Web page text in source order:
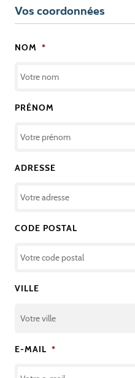
Vos coordonnées
NOM *
PRÉNOM
ADRESSE
CODE POSTAL
VILLE
E-MAIL *